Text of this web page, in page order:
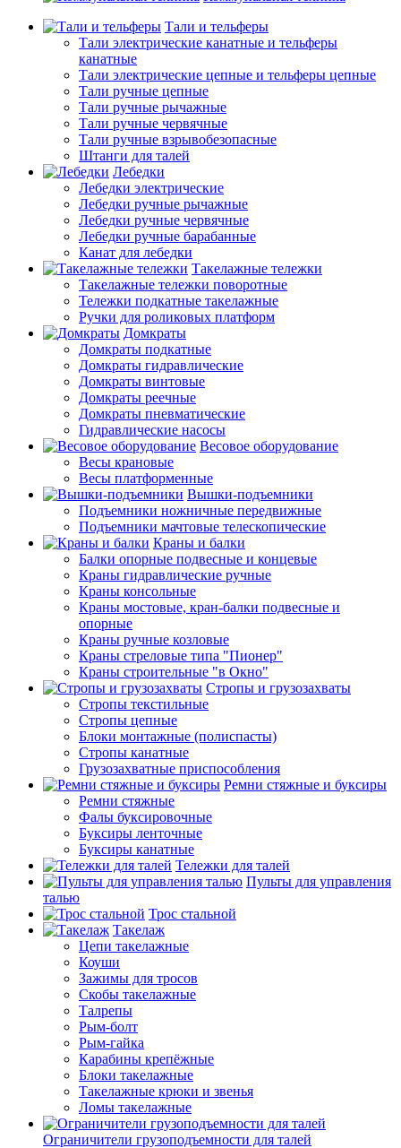
Тали и тельферы
Тали электрические канатные и тельферы
канатные
Тали электрические цепные и тельферы цепные
Тали ручные цепные
Тали ручные рычажные
Тали ручные червячные
Тали ручные взрывобезопасные
Штанги для талей
Лебедки
Лебедки электрические
Лебедки ручные рычажные
Лебедки ручные червячные
Лебедки ручные барабанные
Канат для лебедки
Такелажные тележки
Такелажные тележки поворотные
Тележки подкатные такелажные
Ручки для роликовых платформ
Домкраты
Домкраты подкатные
Домкраты гидравлические
Домкраты винтовые
Домкраты реечные
Домкраты пневматические
Гидравлические насосы
Весовое оборудование
Весы крановые
Весы платформенные
Вышки-подъемники
Подъемники ножничные передвижные
Подъемники мачтовые телескопические
Краны и балки
Балки опорные подвесные и концевые
Краны гидравлические ручные
Краны консольные
Краны мостовые, кран-балки подвесные и
опорные
Краны ручные козловые
Краны стреловые типа "Пионер"
Краны строительные "в Окно"
Стропы и грузозахваты
Стропы текстильные
Стропы цепные
Блоки монтажные (полиспасты)
Стропы канатные
Грузозахватные приспособления
Ремни стяжные и буксиры
Ремни стяжные
Фалы буксировочные
Буксиры ленточные
Буксиры канатные
Тележки для талей
Пульты для управления
талью
Трос стальной
Такелаж
Цепи такелажные
Коуши
Зажимы для тросов
Скобы такелажные
Талрепы
Рым-болт
Рым-гайка
Карабины крепёжные
Блоки такелажные
Такелажные крюки и звенья
Ломы такелажные
Ограничители грузоподъемности для талей